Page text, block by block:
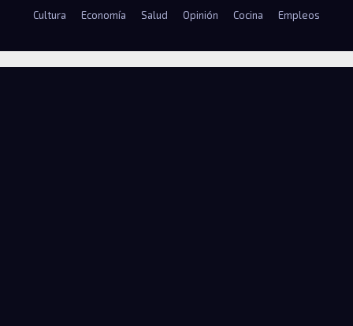
Cultura Economía Salud Opinión Cocina Empleos